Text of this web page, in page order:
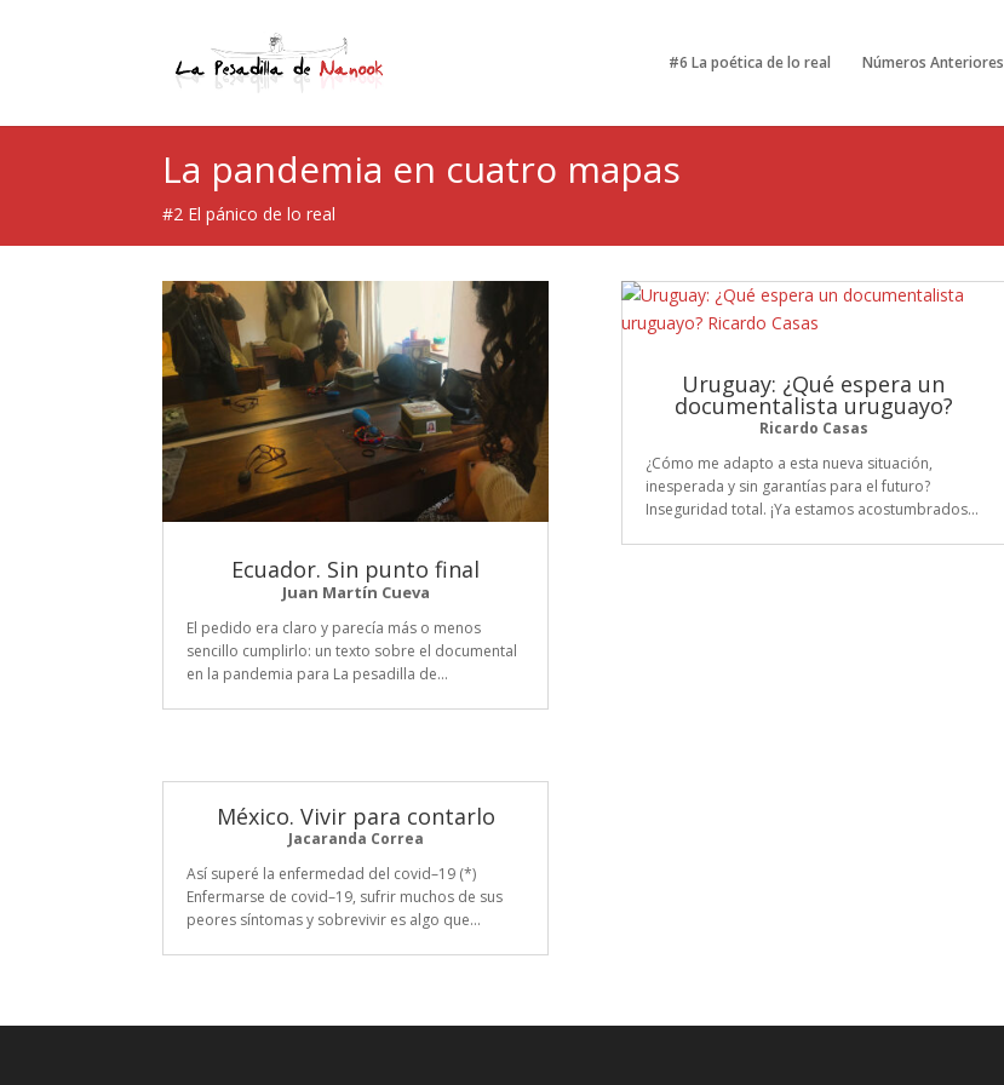
#6 La poética de lo real Números Anteriores
La pandemia en cuatro mapas
#2 El pánico de lo real
Ecuador. Sin punto final
Juan Martín Cueva
El pedido era claro y parecía más o menos
sencillo cumplirlo: un texto sobre el documental
en la pandemia para La pesadilla de...
México. Vivir para contarlo
Jacaranda Correa
Así superé la enfermedad del covid–19 (*)
Enfermarse de covid–19, sufrir muchos de sus
peores síntomas y sobrevivir es algo que...
Uruguay: ¿Qué espera un
documentalista uruguayo?
Ricardo Casas
¿Cómo me adapto a esta nueva situación,
inesperada y sin garantías para el futuro?
Inseguridad total. ¡Ya estamos acostumbrados...